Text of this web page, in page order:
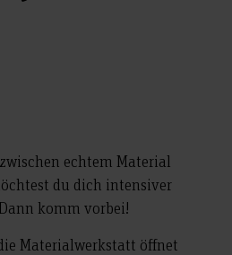
echtem Material
du dich intensiver
komm vorbei!
Materialwerkstatt öffnet